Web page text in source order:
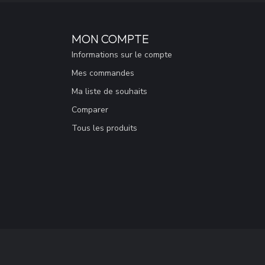
MON COMPTE
Informations sur le compte
Mes commandes
Ma liste de souhaits
Comparer
Tous les produits